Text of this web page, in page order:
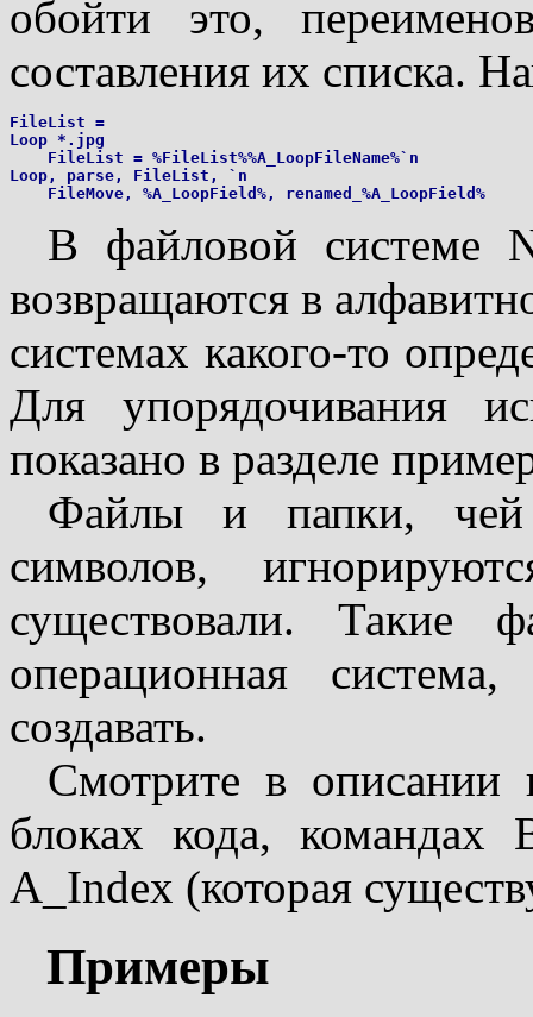
обойти это,
составления их списка.
FileList =
Loop *.jpg
    FileList = %FileList%%A_LoopFileName%`n
Loop, parse, FileList, `n
В файловой системе
возвращаются в
системах какого-то
Для упорядочивания
показано в разделе
Файлы и папки,
символов,
существовали. Такие
операционная
создавать.
Смотрите в
блоках кода, командах
A_Index (которая
Примеры